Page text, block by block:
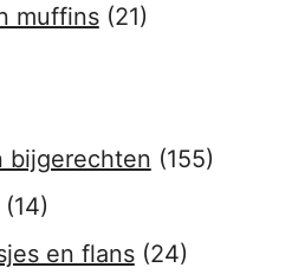
muffins(21)
bijgerechten (155)
en flans(24)